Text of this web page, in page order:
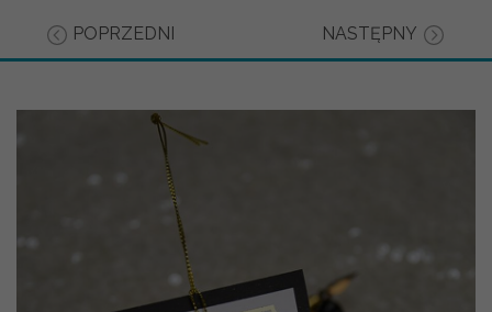
POPRZEDNI NASTĘPNY